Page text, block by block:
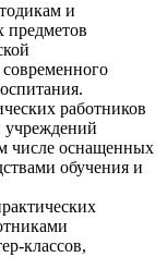
и
предметов
работников
учреждений
числе оснащенных
обучения и
классов,